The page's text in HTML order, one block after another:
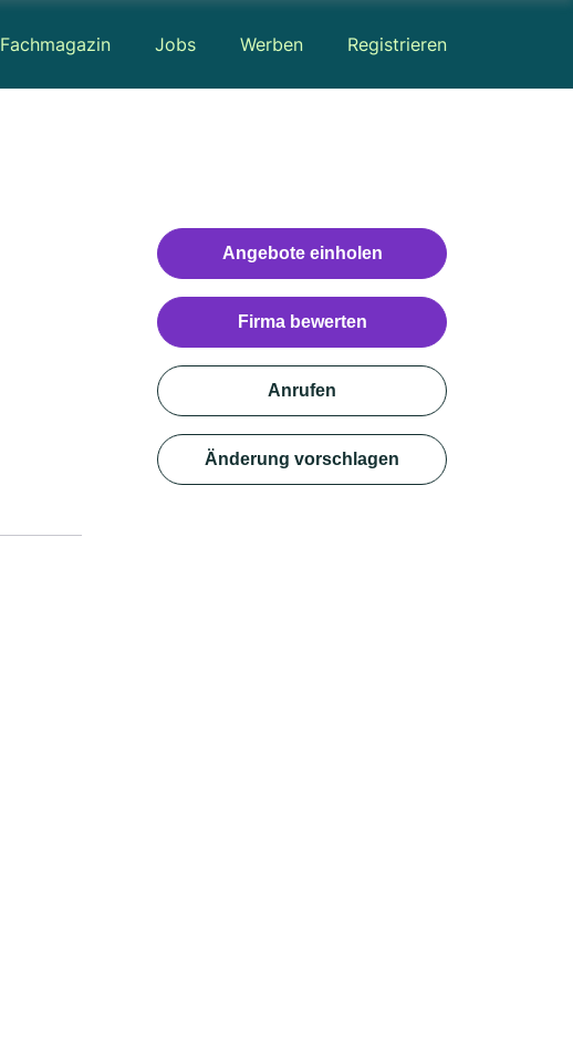
Fachmagazin Jobs Werben Registrieren
Angebote einholen
Firma bewerten
Anrufen
Änderung vorschlagen